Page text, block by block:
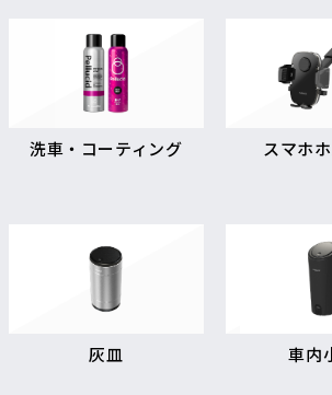
洗車・コーティング スマホ
灰皿 車内